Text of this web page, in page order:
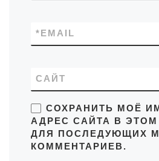
EMAIL
*
САЙТ
СОХРАНИТЬ МОЁ
АДРЕС САЙТА В ЭТОМ
ДЛЯ ПОСЛЕДУЮЩИХ
КОММЕНТАРИЕВ.